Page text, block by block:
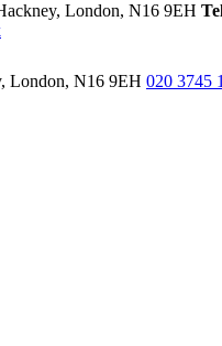
London, N16 9EH
London, N16 9EH 020 3745